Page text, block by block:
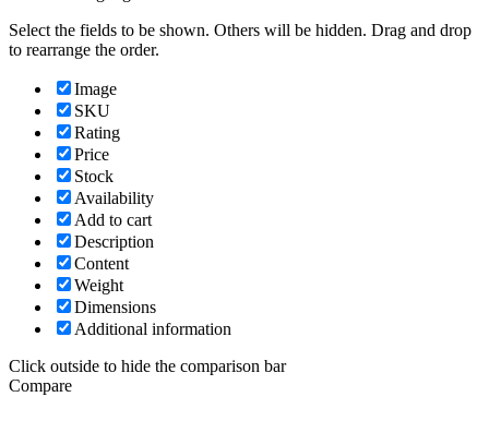
Select the fields to be shown. Others will be hidden. Drag and drop
to rearrange the order.
Image
SKU
Rating
Price
Stock
Availability
Add to cart
Description
Content
Weight
Dimensions
Additional information
Click outside to hide the comparison bar
Compare